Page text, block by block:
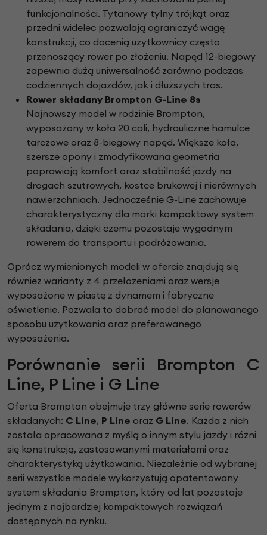
funkcjonalności. Tytanowy tylny trójkąt oraz
przedni widelec pozwalają ograniczyć wagę
konstrukcji, co docenią użytkownicy często
przenoszący rower po złożeniu. Napęd 12-biegowy
zapewnia dużą uniwersalność zarówno podczas
codziennych dojazdów, jak i dłuższych tras.
Rower składany Brompton G-Line 8s
Najnowszy model w rodzinie Brompton,
wyposażony w koła 20 cali, hydrauliczne hamulce
tarczowe oraz 8-biegowy napęd. Większe koła,
szersze opony i zmodyfikowana geometria
poprawiają komfort oraz stabilność jazdy na
drogach szutrowych, kostce brukowej i nierównych
nawierzchniach. Jednocześnie G-Line zachowuje
charakterystyczny dla marki kompaktowy system
składania, dzięki czemu pozostaje wygodnym
rowerem do transportu i podróżowania.
Oprócz wymienionych modeli w ofercie znajdują się
również warianty z 4 przełożeniami oraz wersje
wyposażone w piastę z dynamem i fabryczne
oświetlenie. Pozwala to dobrać model do planowanego
sposobu użytkowania oraz preferowanego
wyposażenia.
Porównanie serii Brompton C
Line, P Line i G Line
Oferta Brompton obejmuje trzy główne serie rowerów
składanych: C Line, P Line oraz G Line. Każda z nich
została opracowana z myślą o innym stylu jazdy i różni
się konstrukcją, zastosowanymi materiałami oraz
charakterystyką użytkowania. Niezależnie od wybranej
serii wszystkie modele wykorzystują opatentowany
system składania Brompton, który od lat pozostaje
jednym z najbardziej kompaktowych rozwiązań
dostępnych na rynku.